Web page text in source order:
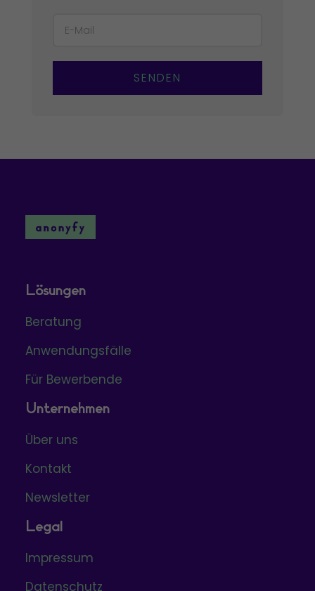
SENDEN
Lösungen
Beratung
Anwendungsfälle
Für Bewerbende
Unternehmen
Über uns
Kontakt
Newsletter
Legal
Impressum
Datenschutz